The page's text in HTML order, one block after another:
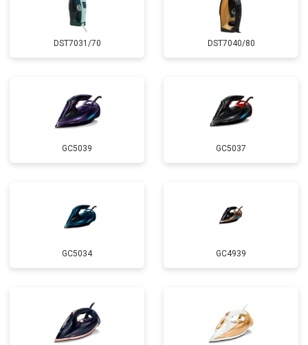
DST7031/70 DST7040/80
GC5039 GC5037
GC5034 GC4939